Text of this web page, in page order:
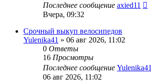
Последнее сообщение axied11
Вчера, 09:32
Срочный выкуп велосипедов
Yulenika41 » 06 авг 2026, 11:02
0 Ответы
16 Просмотры
Последнее сообщение Yulenika41
06 авг 2026, 11:02